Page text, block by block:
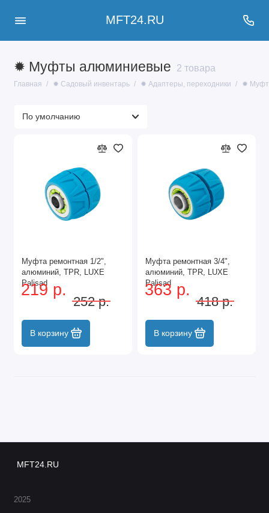
MFT24.RU
✹ Муфты алюминиевые 2 товара
Главная ✹ Садовый инвентарь ✹ Адаптеры, переходники ✹
Муфта ремонтная 1/2",
алюминий, TPR, LUXE
Palisad
219 р.
252 р.
В корзину
Муфта ремонтная 3/4",
алюминий, TPR, LUXE
Palisad
363 р.
418 р.
В корзину
MFT24.RU
2025